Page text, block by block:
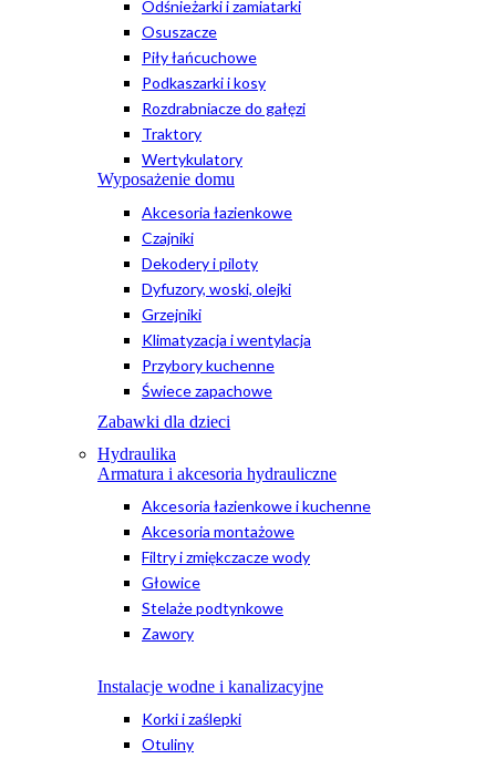
Odśnieżarki i zamiatarki
Osuszacze
Piły łańcuchowe
Podkaszarki i kosy
Rozdrabniacze do gałęzi
Traktory
Wertykulatory
Wyposażenie domu
Akcesoria łazienkowe
Czajniki
Dekodery i piloty
Dyfuzory, woski, olejki
Grzejniki
Klimatyzacja i wentylacja
Przybory kuchenne
Świece zapachowe
Zabawki dla dzieci
Hydraulika
Armatura i akcesoria hydrauliczne
Akcesoria łazienkowe i kuchenne
Akcesoria montażowe
Filtry i zmiękczacze wody
Głowice
Stelaże podtynkowe
Zawory
Instalacje wodne i kanalizacyjne
Korki i zaślepki
Otuliny